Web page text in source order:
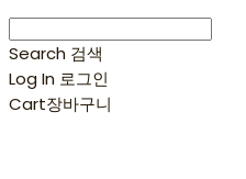
Search 검색
Log In 로그인
Cart장바구니